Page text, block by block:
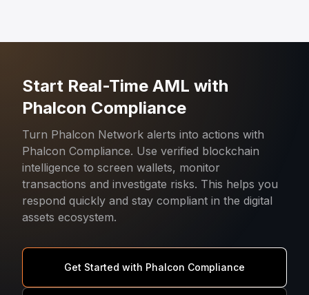
Start Real-Time AML with
Phalcon Compliance
Turn Phalcon Network alerts into actions with
Phalcon Compliance. Use verified blockchain
intelligence to screen wallets, monitor
transactions and investigate risks. This helps you
respond quickly and stay compliant in the digital
assets ecosystem.
Get Started with Phalcon Compliance